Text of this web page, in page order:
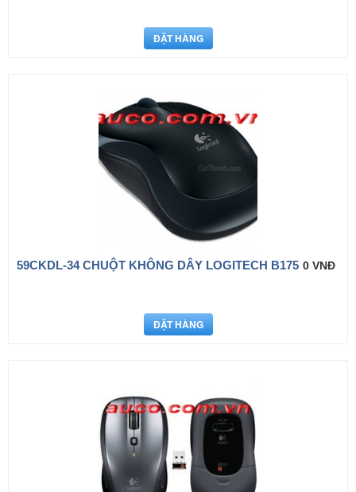
59CKDL-34 CHUỘT KHÔNG DÂY LOGITECH B175 0 VNĐ